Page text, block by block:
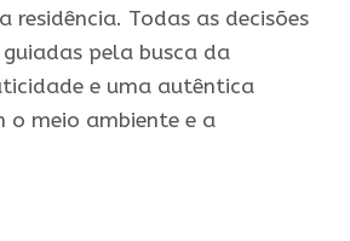
residência. Todas as decisões
pela busca da
e uma autêntica
o meio ambiente e a